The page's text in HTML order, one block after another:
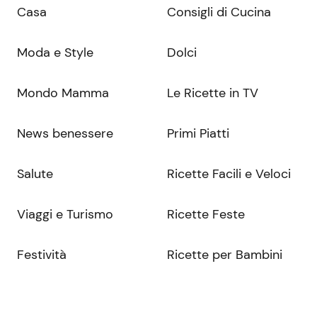
Casa
Moda e Style
Mondo Mamma
News benessere
Salute
Viaggi e Turismo
Festività
Consigli di Cucina
Dolci
Le Ricette in TV
Primi Piatti
Ricette Facili e Veloci
Ricette Feste
Ricette per Bambini